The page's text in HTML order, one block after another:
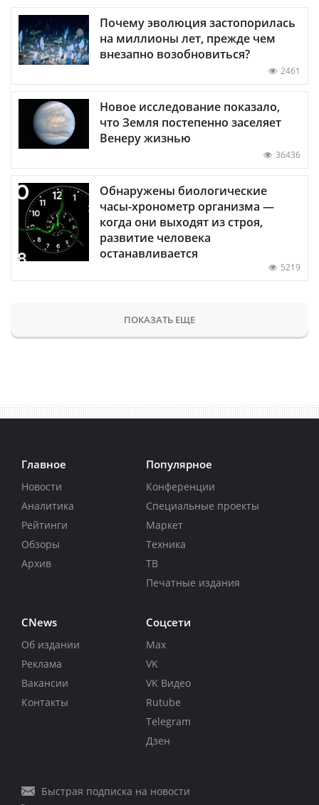
Почему эволюция застопорилась
на миллионы лет, прежде чем
внезапно возобновиться?
2461
Новое исследование показало,
что Земля постепенно заселяет
Венеру жизнью
36436
Обнаружены биологические
часы-хронометр организма —
когда они выходят из строя,
развитие человека
останавливается
5219
ПОКАЗАТЬ ЕЩЕ
Главное
Новости
Аналитика
Рейтинги
Обзоры
Архив
Популярное
Конференции
Специальные проекты
Маркет
Техника
ТВ
Печатные издания
CNews
Об издании
Реклама
Вакансии
Контакты
Соцсети
Max
VK
VK Видео
Rutube
Telegram
Дзен
Быстрая подписка на новости